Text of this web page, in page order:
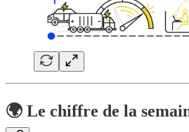
🌍 Le chiffre de la